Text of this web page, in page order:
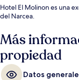
Hotel El Molinon es una
del Narcea.
Más
propiedad
Datos